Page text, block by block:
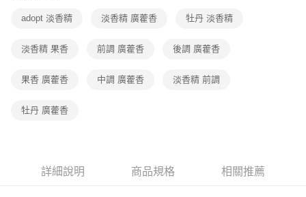
每筆NT$70，滿NT$399(含以上)免運費
宅配-下單後3-5個工作天配送(不含預購品)，箱購品分箱出貨
adopt 淡香精 淡香精 廣藿香 牡丹 淡香精
淡香精 果香 前調 廣藿香 後調 廣藿香
果香 廣藿香 中調 廣藿香 淡香精 前調
牡丹 廣藿香
詳細說明 商品規格 相關推薦